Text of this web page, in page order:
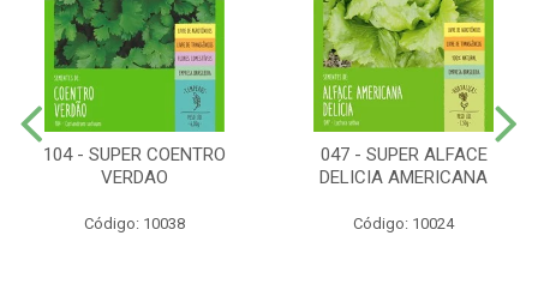
104 - SUPER COENTRO
VERDAO
Código: 10038
047 - SUPER ALFACE
DELICIA AMERICANA
Código: 10024